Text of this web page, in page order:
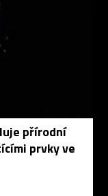
přírodní
prvky ve